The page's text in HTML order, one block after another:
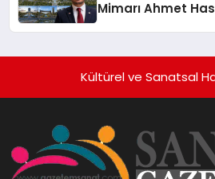
Mimarı Ahmet
Hayata Geçirecek
Kültürel ve Sanatsal